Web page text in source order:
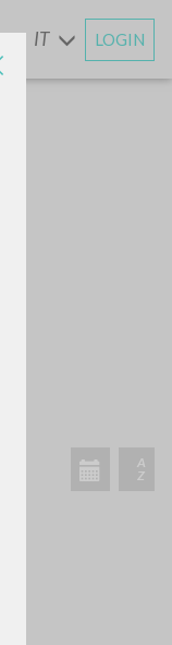
IT LOGIN